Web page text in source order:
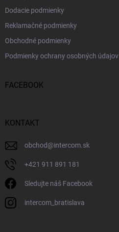
Dodacie podmienky
Reklamačné podmienky
Obchodné podmienky
Podmienky ochrany osobných údajov
FACEBOOK
KONTAKT
obchod@intercom.sk
+421 911 891 181
Sledujte náš Facebook
intercom_bratislava